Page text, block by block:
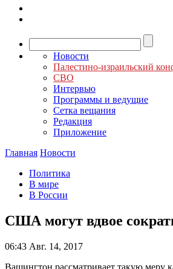
Новости
Палестино-израильский
СВО
Интервью
Программы и ведущие
Сетка вещания
Редакция
Приложение
Главная Новости
Политика
В мире
В России
США могут вдвое
06:43 Авг. 14, 2017
Вашингтон рассматривает такую меру